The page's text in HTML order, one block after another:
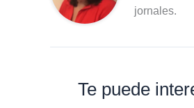
jornales.
Te puede